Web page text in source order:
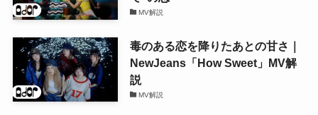
MV解説
毒のある恋を降りたあとの甘さ｜
NewJeans「How Sweet」MV解
説
MV解説